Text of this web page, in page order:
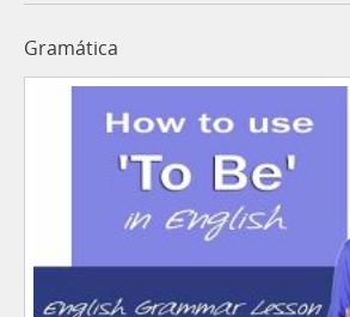
Gramática